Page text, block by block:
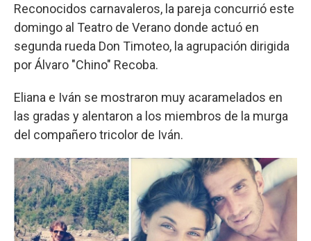
Reconocidos carnavaleros, la pareja concurrió este
domingo al Teatro de Verano donde actuó en
segunda rueda Don Timoteo, la agrupación dirigida
por Álvaro "Chino" Recoba.
Eliana e Iván se mostraron muy acaramelados en
las gradas y alentaron a los miembros de la murga
del compañero tricolor de Iván.